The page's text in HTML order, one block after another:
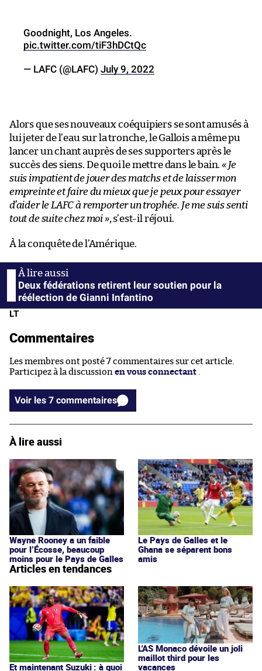
Goodnight, Los Angeles.
pic.twitter.com/tiF3hDCtQc
— LAFC (@LAFC) July 9, 2022
Alors que ses nouveaux coéquipiers se sont amusés à
lui jeter de l’eau sur la tronche, le Gallois a même pu
lancer un chant auprès de ses supporters après le
succès des siens. De quoi le mettre dans le bain.« Je
suis impatient de jouer des matchs et de laisser mon
empreinte et faire du mieux que je peux pour essayer
d’aider le LAFC à remporter un trophée. Je me suis senti
tout de suite chez moi », s’est-il réjoui.
À la conquête de l’Amérique.
Deux fédérations retirent leur soutien pour la
réélection de Gianni Infantino
LT
Commentaires
Les membres ont posté 7 commentaires sur cet article.
Participez à la discussion en vous connectant
Voir les 7 commentaires
À lire aussi
Wayne Rooney a un faible
pour l’Écosse, beaucoup
moins pour le Pays de Galles
Le Pays de Galles et le
Ghana se séparent bons
amis
Articles en tendances
Et maintenant Suzuki : à quoi
L'AS Monaco dévoile un joli
maillot third pour les
vacances